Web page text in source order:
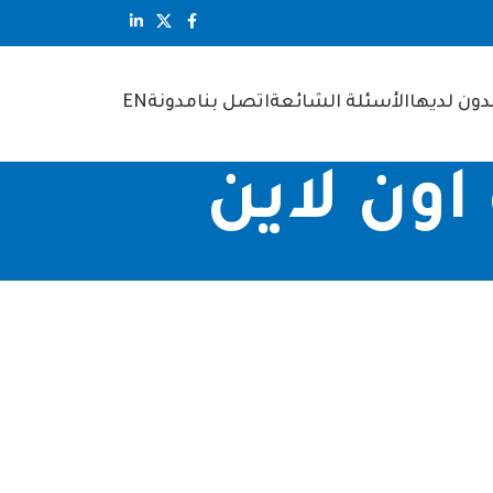
لديهاالأسئلة الشائعةاتصل بنامدونةEN